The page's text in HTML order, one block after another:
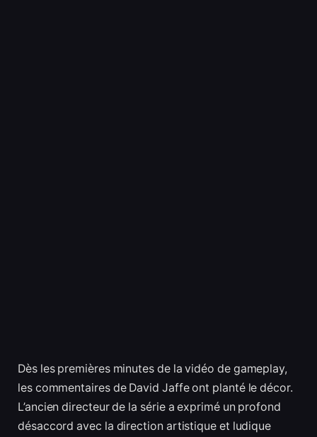
Dès les premières minutes de la vidéo de gameplay,
les commentaires de David Jaffe ont planté le décor.
L’ancien directeur de la série a exprimé un profond
désaccord avec la direction artistique et ludique